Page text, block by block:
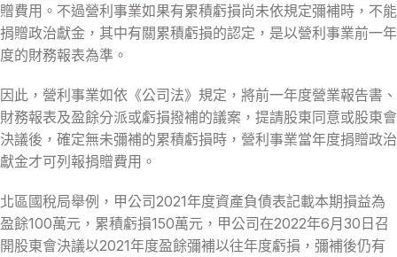
贈費用。不過營利事業如果有累積虧損尚未依規定彌補時，不能
捐贈政治獻金，其中有關累積虧損的認定，是以營利事業前一年
度的財務報表為準。
因此，營利事業如依《公司法》規定，將前一年度營業報告書、
財務報表及盈餘分派或虧損撥補的議案，提請股東同意或股東會
決議後，確定無未彌補的累積虧損時，營利事業當年度捐贈政治
獻金才可列報捐贈費用。
北區國稅局舉例，甲公司2021年度資產負債表記載本期損益為
盈餘100萬元，累積虧損150萬元，甲公司在2022年6月30日召
開股東會決議以2021年度盈餘彌補以往年度虧損，彌補後仍有